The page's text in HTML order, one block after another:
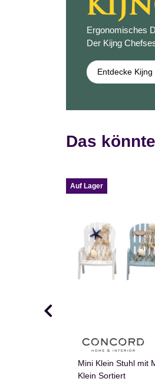
Ergonomisches
Der Kijng
Entdecke
Das
Auf Lager
Mini Klein Stuhl mit
Klein Sortiert